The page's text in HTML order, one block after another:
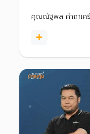
คุณณัฐพล คำถาเค